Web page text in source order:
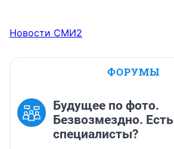
Новости СМИ2
ФОРУМЫ
Будущее по фото.
Безвозмездно. Есть
специалисты?